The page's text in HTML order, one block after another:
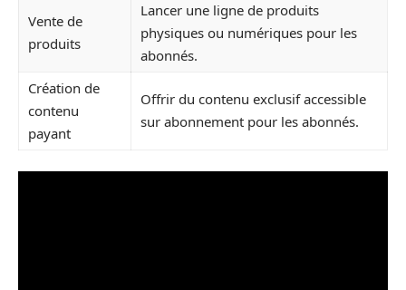
Vente de
produits
Lancer une ligne de produits
physiques ou numériques pour les
abonnés.
Création de
contenu
payant
Offrir du contenu exclusif accessible
sur abonnement pour les abonnés.